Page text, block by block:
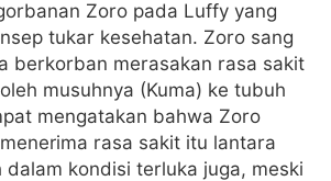
Zoro pada Luffy yang
tukar kesehatan. Zoro sang
berkorban merasakan rasa sakit
musuhnya (Kuma) ke tubuh
mengatakan bahwa Zoro
rasa sakit itu lantara
kondisi terluka juga, meski